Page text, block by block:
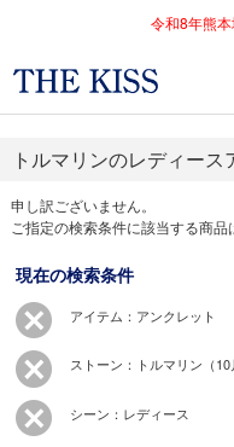
令和8年熊
トルマリンのレディース
申し訳ございません。
ご指定の検索条件に該当する商品
現在の検索条件
アイテム：アンクレット
ストーン：トルマリン（10
シーン：レディース